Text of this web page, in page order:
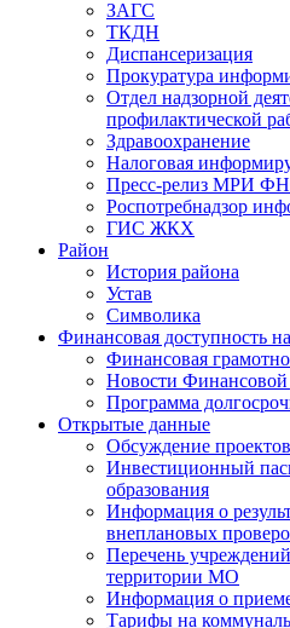
ЗАГС
ТКДН
Диспансеризация
Прокуратура
Отдел надзорной
профилактической
Здравоохранение
Налоговая
Пресс-релиз МРИ
Роспотребнадзор
ГИС ЖКХ
Район
История района
Устав
Символика
Финансовая доступность
Финансовая
Новости Финансовой
Программа
Открытые данные
Обсуждение
Инвестиционный
образования
Информация о
внеплановых
Перечень
территории МО
Информация о
Тарифы на